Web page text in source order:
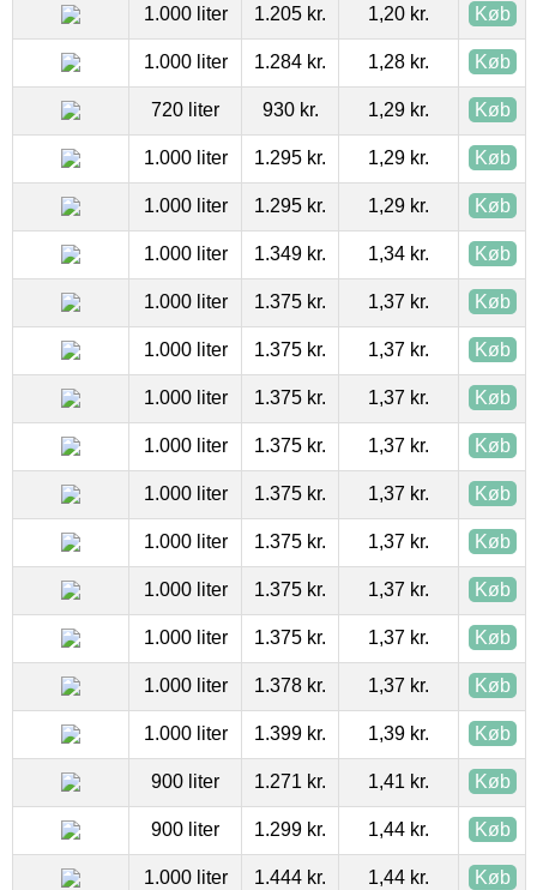
1.000 liter 1.205 kr. 1,20 kr. Køb
1.000 liter 1.284 kr. 1,28 kr. Køb
720 liter 930 kr. 1,29 kr. Køb
1.000 liter 1.295 kr. 1,29 kr. Køb
1.000 liter 1.295 kr. 1,29 kr. Køb
1.000 liter 1.349 kr. 1,34 kr. Køb
1.000 liter 1.375 kr. 1,37 kr. Køb
1.000 liter 1.375 kr. 1,37 kr. Køb
1.000 liter 1.375 kr. 1,37 kr. Køb
1.000 liter 1.375 kr. 1,37 kr. Køb
1.000 liter 1.375 kr. 1,37 kr. Køb
1.000 liter 1.375 kr. 1,37 kr. Køb
1.000 liter 1.375 kr. 1,37 kr. Køb
1.000 liter 1.375 kr. 1,37 kr. Køb
1.000 liter 1.378 kr. 1,37 kr. Køb
1.000 liter 1.399 kr. 1,39 kr. Køb
900 liter 1.271 kr. 1,41 kr. Køb
900 liter 1.299 kr. 1,44 kr. Køb
1.000 liter 1.444 kr. 1,44 kr. Køb